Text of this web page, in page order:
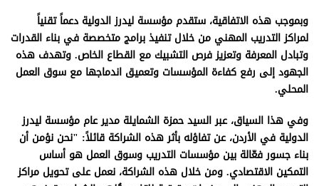
وبموجب هذه الاتفاقية، ستقدم مؤسسة ليدرز الدولية دعماً تقنياً
لمراكز التدريب المهني من خلال تنفيذ برامج متخصصة في بناء القدرات
وتبادل المعرفة وتعزيز فرص التشبيك مع القطاع الخاص. وتهدف هذه
الجهود إلى رفع كفاءة المؤسسات وتعميق اندماجها مع سوق العمل
المحلي.
وفي هذا السياق، عبر السيد حمزة الشمايلة مدير عام مؤسسة ليدرز
الدولية في الأردن، عن تفاؤله بأثر هذه الشراكة قائلاً: "نحن نؤمن أن
بناء جسور فعّالة بين مؤسسات التدريب وسوق العمل هو أساس
التمكين الاقتصادي. ومن خلال هذه الشراكة، نعمل على تحويل مراكز